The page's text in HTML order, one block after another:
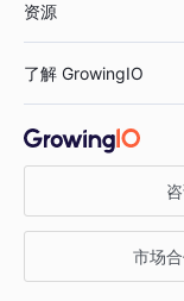
鞋服行业
汽车行业
金融行业
智能运营
获客分析
资源
增长公开课
增长博客
了解 GrowingIO
关于 GrowingIO
增长大会
市场合